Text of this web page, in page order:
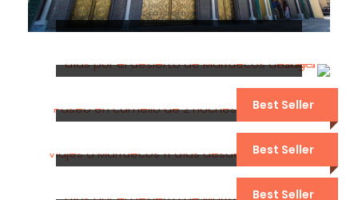
Best Seller
5 DÍAS POR EL DESIERTO DE
MARRUECOS DESDE MARRAKECH
Best Seller
4 DÍAS POR EL DESIERTO DE
MARRUECOS DE MARRAKECH A FEZ
Best Seller
4 DÍAS POR EL DESIERTO DE
MARRUECOS DESDE MARRAKECH